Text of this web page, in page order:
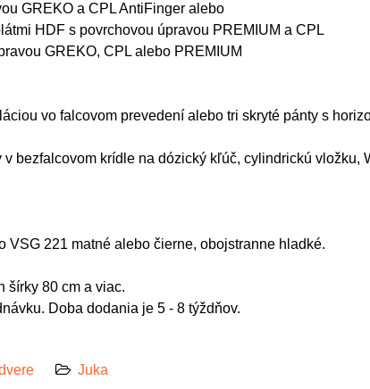
GREKO a CPL AntiFinger alebo
HDF s povrchovou úpravou PREMIUM a CPL
GREKO, CPL alebo PREMIUM
vo falcovom prevedení alebo tri skryté pánty s
bezfalcovom krídle na dózický kľúč, cylindrickú vložku,
221 matné alebo čierne, obojstranne hladké.
šírky 80 cm a viac.
Doba dodania je 5 - 8 týždňov.
Juka